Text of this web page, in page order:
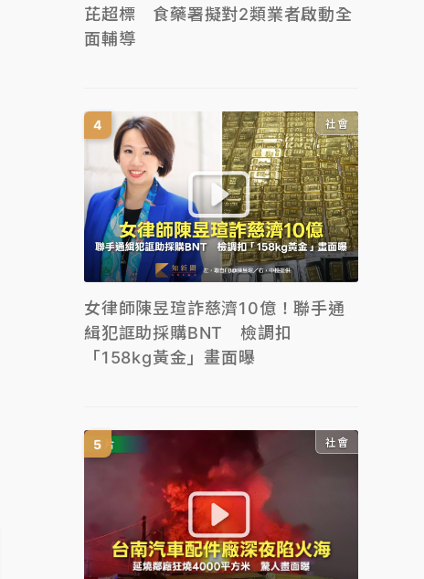
芘超標 食藥署擬對2類業者啟動全
面輔導
社會
女律師陳昱瑄詐慈濟10億！聯手通
緝犯誆助採購BNT 檢調扣
「158kg黃金」畫面曝
社會